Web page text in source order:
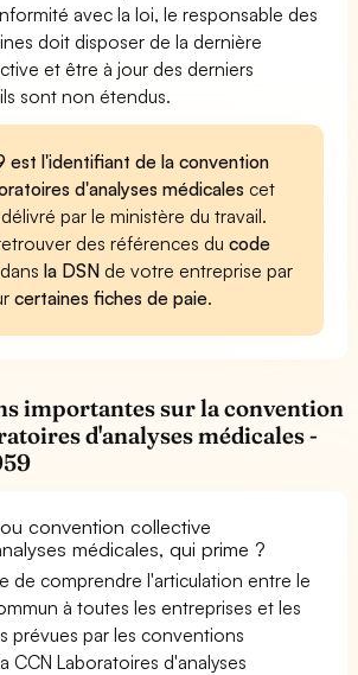
avec la loi, le responsable des
doit disposer de la dernière
et être à jour des derniers
sont non étendus.
est l'identifiant de la convention
d'analyses médicales cet
par le ministère du travail.
des références ducode
dansla DSN de votre entreprise par
certaines fiches de paie.
importantes sur la convention
d'analyses médicales -
convention collective
médicales, qui prime ?
de comprendre l'articulation entre le
à toutes les entreprises et les
prévues par les conventions
CCN Laboratoires d'analyses